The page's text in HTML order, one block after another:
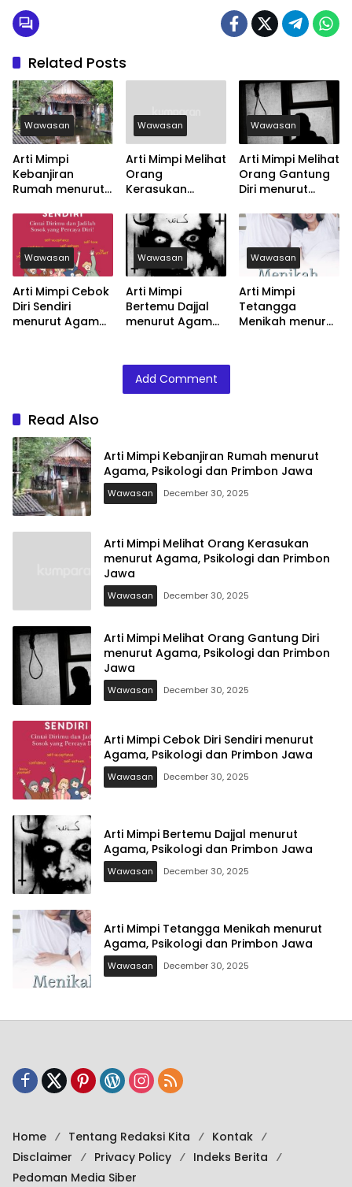
Related Posts
Wawasan
Arti Mimpi
Kebanjiran
Rumah menurut
dan Primbon
Jawa
Wawasan
Arti Mimpi Melihat
Orang
Kerasukan
Psikologi dan
Primbon Jawa
Wawasan
Arti Mimpi Melihat
Orang Gantung
Diri menurut
dan Primbon
Jawa
Wawasan
Arti Mimpi Cebok
Diri Sendiri
menurut Agama,
Wawasan
Arti Mimpi
Bertemu Dajjal
menurut Agama,
Wawasan
Arti Mimpi
Tetangga
Menikah menurut
Add Comment
Read Also
Arti Mimpi Kebanjiran Rumah menurut
Agama, Psikologi dan Primbon Jawa
Wawasan December 30, 2025
Arti Mimpi Melihat Orang Kerasukan
menurut Agama, Psikologi dan Primbon
Jawa
Wawasan December 30, 2025
Arti Mimpi Melihat Orang Gantung Diri
menurut Agama, Psikologi dan Primbon
Jawa
Wawasan December 30, 2025
Arti Mimpi Cebok Diri Sendiri menurut
Agama, Psikologi dan Primbon Jawa
Wawasan December 30, 2025
Arti Mimpi Bertemu Dajjal menurut
Agama, Psikologi dan Primbon Jawa
Wawasan December 30, 2025
Arti Mimpi Tetangga Menikah menurut
Agama, Psikologi dan Primbon Jawa
Wawasan December 30, 2025
Home Tentang Redaksi Kita
Kontak
Disclaimer
Privacy Policy
Indeks Berita
Pedoman Media Siber